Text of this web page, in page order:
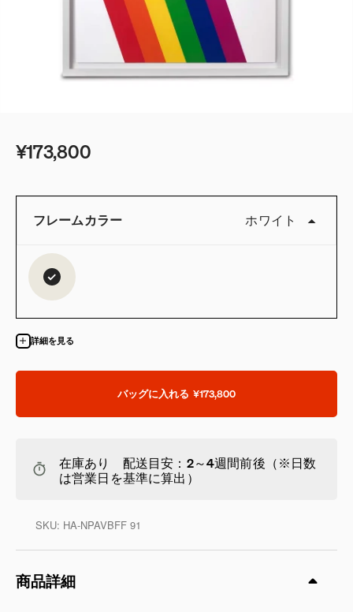
¥173,800
フレームカラー ホワイト
詳細を見る
バッグに入れる ¥173,800
在庫あり 配送目安：2～4週間前後（※日数
は営業日を基準に算出）
SKU: HA-NPAVBFF 91
商品詳細